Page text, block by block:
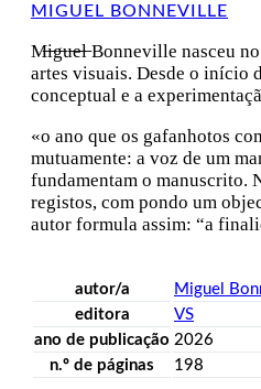
MIGUEL BONNEVILLE
M̶i̶g̶u̶e̶l̶ Bonneville nasceu
artes visuais. Desde o início
conceptual e a
«o ano que os gafanhotos
mutuamente: a voz de um
fundamentam o manuscrito.
registos, com pondo um
autor formula assim: “a
autor/a
Miguel
editora
VS
ano de publicação 2026
n.º de páginas
198